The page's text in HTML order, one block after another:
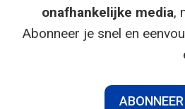
onafhankelijke media,
Abonneer je snel en